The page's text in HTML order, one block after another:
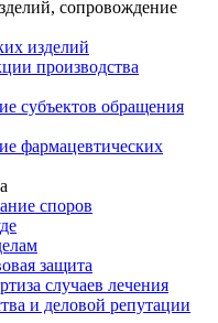
сопровождение
изделий
производства
субъектов обращения
фармацевтических
споров
защита
случаев лечения
и деловой репутации